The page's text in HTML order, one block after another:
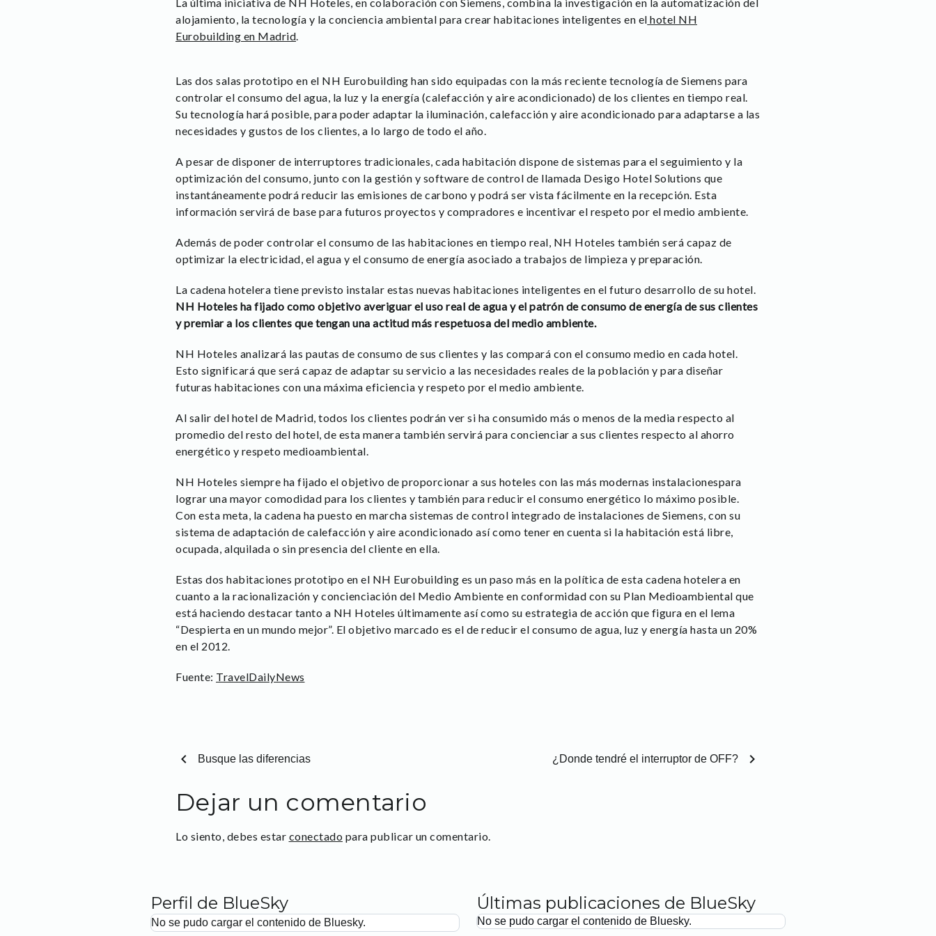
alojamiento, la tecnología y la conciencia ambiental para crear habitaciones inteligentes en el hotel NH
Eurobuilding en Madrid.
Las dos salas prototipo en el NH Eurobuilding han sido equipadas con la más reciente tecnología de Siemens para
controlar el consumo del agua, la luz y la energía (calefacción y aire acondicionado) de los clientes en tiempo real.
Su tecnología hará posible, para poder adaptar la iluminación, calefacción y aire acondicionado para adaptarse a las
necesidades y gustos de los clientes, a lo largo de todo el año.
A pesar de disponer de interruptores tradicionales, cada habitación dispone de sistemas para el seguimiento y la
optimización del consumo, junto con la gestión y software de control de llamada Desigo Hotel Solutions que
instantáneamente podrá reducir las emisiones de carbono y podrá ser vista fácilmente en la recepción. Esta
información servirá de base para futuros proyectos y compradores e incentivar el respeto por el medio ambiente.
Además de poder controlar el consumo de las habitaciones en tiempo real, NH Hoteles también será capaz de
optimizar la electricidad, el agua y el consumo de energía asociado a trabajos de limpieza y preparación.
La cadena hotelera tiene previsto instalar estas nuevas habitaciones inteligentes en el futuro desarrollo de su hotel.
NH Hoteles ha fijado como objetivo averiguar el uso real de agua y el patrón de consumo de energía de sus clientes
y premiar a los clientes que tengan una actitud más respetuosa del medio ambiente.
NH Hoteles analizará las pautas de consumo de sus clientes y las compará con el consumo medio en cada hotel.
Esto significará que será capaz de adaptar su servicio a las necesidades reales de la población y para diseñar
futuras habitaciones con una máxima eficiencia y respeto por el medio ambiente.
Al salir del hotel de Madrid, todos los clientes podrán ver si ha consumido más o menos de la media respecto al
promedio del resto del hotel, de esta manera también servirá para concienciar a sus clientes respecto al ahorro
energético y respeto medioambiental.
NH Hoteles siempre ha fijado el objetivo de proporcionar a sus hoteles con las más modernas instalacionespara
lograr una mayor comodidad para los clientes y también para reducir el consumo energético lo máximo posible.
Con esta meta, la cadena ha puesto en marcha sistemas de control integrado de instalaciones de Siemens, con su
sistema de adaptación de calefacción y aire acondicionado así como tener en cuenta si la habitación está libre,
ocupada, alquilada o sin presencia del cliente en ella.
Estas dos habitaciones prototipo en el NH Eurobuilding es un paso más en la política de esta cadena hotelera en
cuanto a la racionalización y concienciación del Medio Ambiente en conformidad con su Plan Medioambiental que
está haciendo destacar tanto a NH Hoteles últimamente así como su estrategia de acción que figura en el lema
“Despierta en un mundo mejor”. El objetivo marcado es el de reducir el consumo de agua, luz y energía hasta un 20%
en el 2012.
Fuente: TravelDailyNews
chevron_left Busque las diferencias ¿Donde tendré el interruptor de OFF? chevron_right
Dejar un comentario
Lo siento, debes estar conectado para publicar un comentario.
Perfil de BlueSky
No se pudo cargar el contenido de Bluesky.
Últimas publicaciones de BlueSky
No se pudo cargar el contenido de Bluesky.